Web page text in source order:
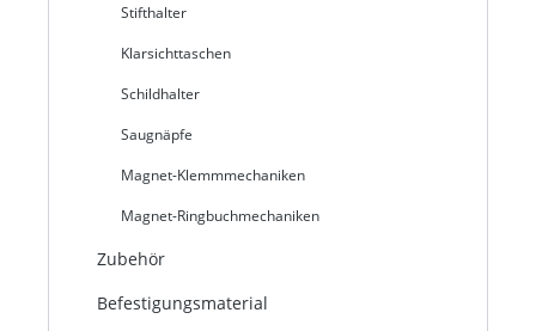
Stifthalter
Klarsichttaschen
Schildhalter
Saugnäpfe
Magnet-Klemmmechaniken
Magnet-Ringbuchmechaniken
Zubehör
Befestigungsmaterial